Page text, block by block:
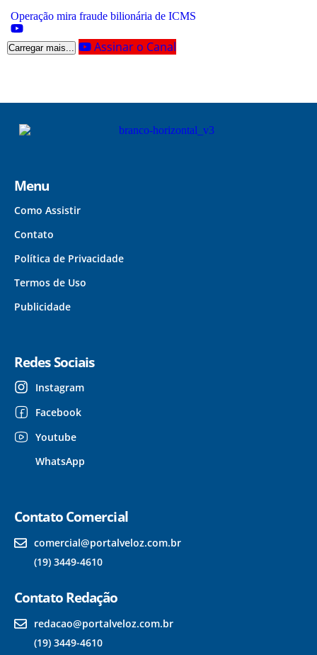
Operação mira fraude bilionária de ICMS
Carregar mais... Assinar o Canal
Menu
Como Assistir
Contato
Política de Privacidade
Termos de Uso
Publicidade
Redes Sociais
Instagram
Facebook
Youtube
WhatsApp
Contato Comercial
comercial@portalveloz.com.br
(19) 3449-4610
Contato Redação
redacao@portalveloz.com.br
(19) 3449-4610